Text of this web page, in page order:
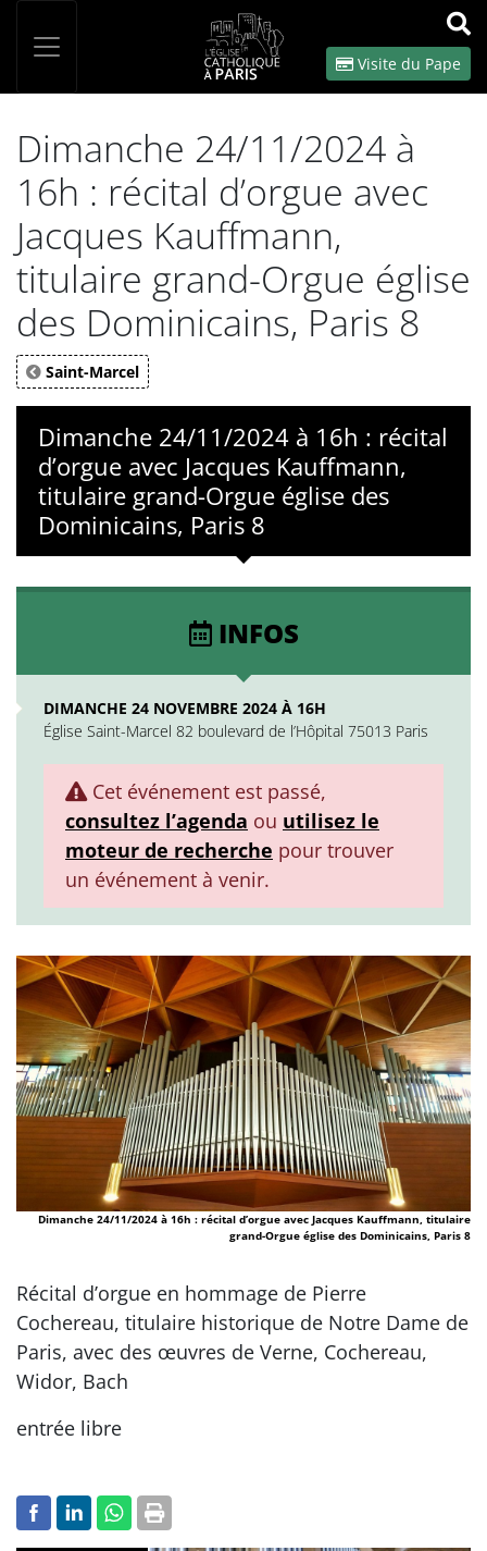
OK
Visite du Pape
Dimanche 24/11/2024 à
16h : récital d’orgue avec
Jacques Kauffmann,
titulaire grand-Orgue église
des Dominicains, Paris 8
Saint-Marcel
Dimanche 24/11/2024 à 16h : récital
d’orgue avec Jacques Kauffmann,
titulaire grand-Orgue église des
Dominicains, Paris 8
INFOS
DIMANCHE 24 NOVEMBRE 2024 À 16H
Église Saint-Marcel 82 boulevard de l’Hôpital 75013 Paris
Cet événement est passé,
consultez l’agenda ou utilisez le
moteur de recherche pour trouver
un événement à venir.
Dimanche 24/11/2024 à 16h : récital d’orgue avec Jacques Kauffmann, titulaire
grand-Orgue église des Dominicains, Paris 8
Récital d’orgue en hommage de Pierre
Cochereau, titulaire historique de Notre Dame de
Paris, avec des œuvres de Verne, Cochereau,
Widor, Bach
entrée libre
Panneau de gestion des cookies